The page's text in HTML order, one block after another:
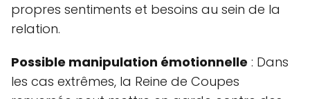
propres sentiments et besoins au sein de la
relation.
Possible manipulation émotionnelle : Dans
les cas extrêmes, la Reine de Coupes